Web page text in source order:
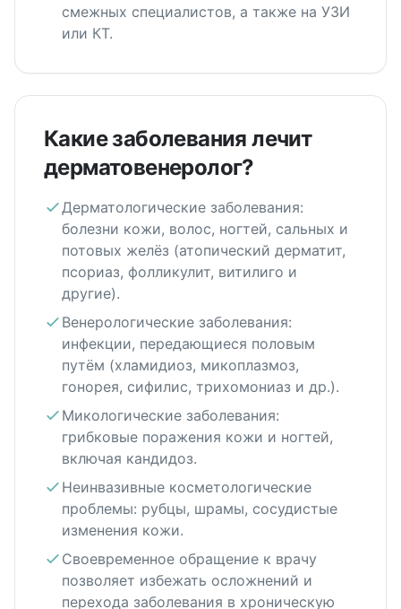
смежных специалистов, а также на УЗИ
или КТ.
Какие заболевания лечит
дерматовенеролог?
Дерматологические заболевания:
болезни кожи, волос, ногтей, сальных и
потовых желёз (атопический дерматит,
псориаз, фолликулит, витилиго и
другие).
Венерологические заболевания:
инфекции, передающиеся половым
путём (хламидиоз, микоплазмоз,
гонорея, сифилис, трихомониаз и др.).
Микологические заболевания:
грибковые поражения кожи и ногтей,
включая кандидоз.
Неинвазивные косметологические
проблемы: рубцы, шрамы, сосудистые
изменения кожи.
Своевременное обращение к врачу
позволяет избежать осложнений и
перехода заболевания в хроническую